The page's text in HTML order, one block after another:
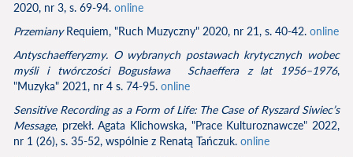
2020, nr 3, s. 69-94. online
PrzemianyRequiem, "Ruch Muzyczny" 2020, nr 21, s. 40-42. online
Antyschaefferyzmy. O wybranych postawach krytycznych wobec
myśli i twórczości Bogusława Schaeffera z lat 1956–1976,
"Muzyka" 2021, nr 4 s. 74-95. online
Sensitive Recording as a Form of Life: The Case of Ryszard Siwiec’s
Message, przekł. Agata Klichowska, "Prace Kulturoznawcze" 2022,
nr 1 (26), s. 35-52, wspólnie z Renatą Tańczuk. online